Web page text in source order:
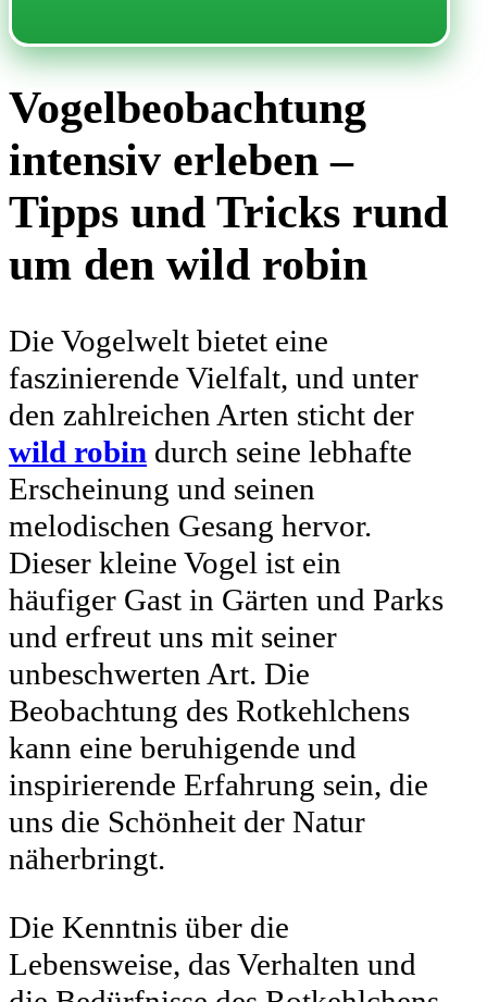
Vogelbeobachtung
intensiv erleben –
Tipps und Tricks rund
um den wild robin
Die Vogelwelt bietet eine
faszinierende Vielfalt, und unter
den zahlreichen Arten sticht der
wild robin durch seine lebhafte
Erscheinung und seinen
melodischen Gesang hervor.
Dieser kleine Vogel ist ein
häufiger Gast in Gärten und Parks
und erfreut uns mit seiner
unbeschwerten Art. Die
Beobachtung des Rotkehlchens
kann eine beruhigende und
inspirierende Erfahrung sein, die
uns die Schönheit der Natur
näherbringt.
Die Kenntnis über die
Lebensweise, das Verhalten und